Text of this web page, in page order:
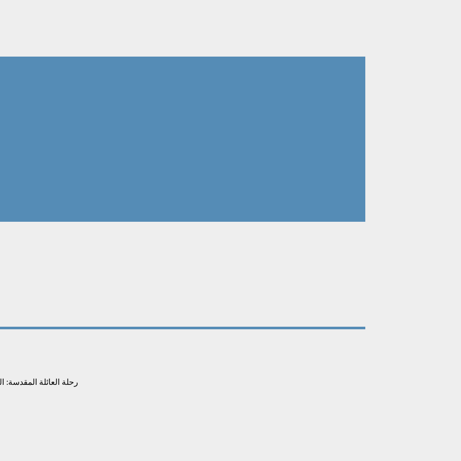
رحلة العائلة المقدسة: